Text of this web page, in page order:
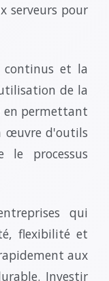
serveurs pour
continus et la
de la
en permettant
œuvre d'outils
le processus
qui
flexibilité et
aux
Investir